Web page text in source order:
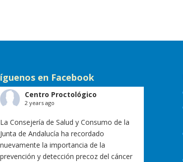
en Facebook
Centro Proctológico
2 years ago
La Consejería de Salud y Consumo de la
Junta de Andalucía ha recordado
nuevamente la importancia de la
prevención y detección precoz del cáncer